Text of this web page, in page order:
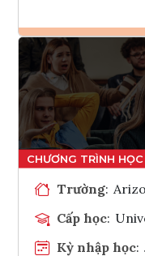
Trường:
Cấp học:
Kỳ nhập học: